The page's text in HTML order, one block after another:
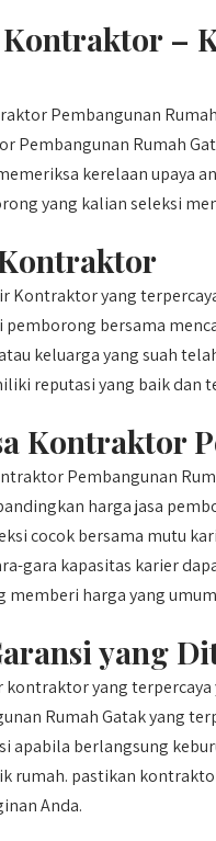
–
Pembangunan
Pembangunan Rumah
kerelaan upaya
yang kalian seleksi
Kontraktor yang
pemborong bersama
keluarga yang suah
reputasi yang baik dan
Kontraktor
Pembangunan
harga jasa
cocok bersama mutu
gara kapasitas karier
memberi harga yang
yang
yang
Rumah Gatak yang
apabila berlangsung
rumah. pastikan
Anda.